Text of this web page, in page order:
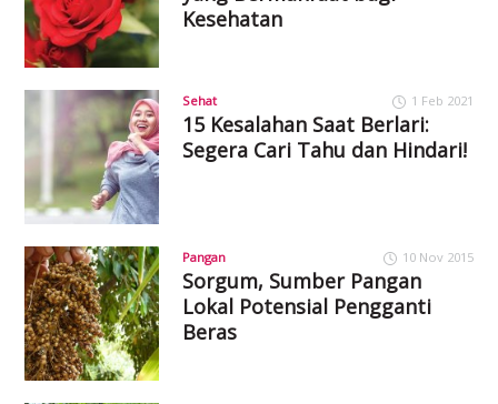
Kesehatan
Sehat 1 Feb 2021
15 Kesalahan Saat Berlari:
Segera Cari Tahu dan Hindari!
Pangan 10 Nov 2015
Sorgum, Sumber Pangan
Lokal Potensial Pengganti
Beras